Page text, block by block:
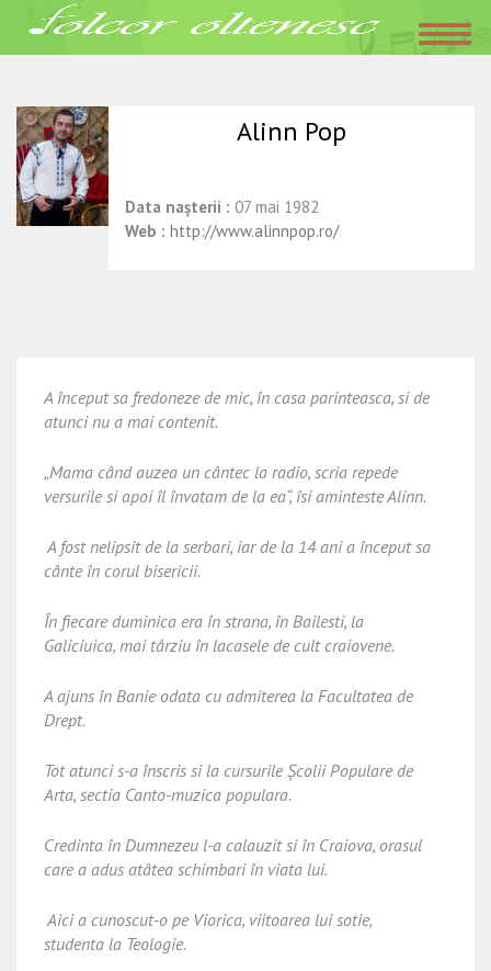
Acasa»Interpreti»Alinn Pop
Folclor Oltenesc
Alinn Pop
Data nașterii : 07 mai 1982
Web : http://www.alinnpop.ro/
A început sa fredoneze de mic, în casa parinteasca, si de
atunci nu a mai contenit.
„Mama când auzea un cântec la radio, scria repede
versurile si apoi îl învatam de la ea“, îsi aminteste Alinn.
A fost nelipsit de la serbari, iar de la 14 ani a început sa
cânte în corul bisericii.
În fiecare duminica era în strana, în Bailesti, la
Galiciuica, mai târziu în lacasele de cult craiovene.
A ajuns în Banie odata cu admiterea la Facultatea de
Drept.
Tot atunci s-a înscris si la cursurile Şcolii Populare de
Arta, sectia Canto-muzica populara.
Credinta în Dumnezeu l-a calauzit si în Craiova, orasul
care a adus atâtea schimbari în viata lui.
Aici a cunoscut-o pe Viorica, viitoarea lui sotie,
studenta la Teologie.